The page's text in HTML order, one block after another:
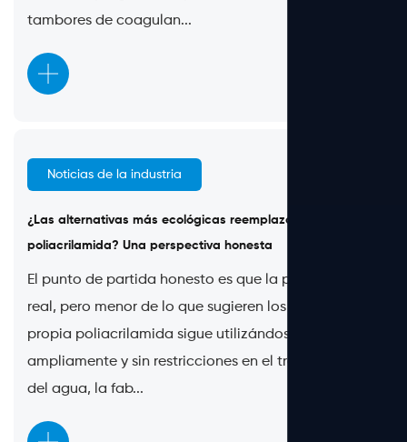
tambores de coagulan...
Noticias de la industria
¿Las alternativas más ecológicas reemplazarán a la
poliacrilamida? Una perspectiva honesta
El punto de partida honesto es que la presión es
real, pero menor de lo que sugieren los titulares. La
propia poliacrilamida sigue utilizándose
ampliamente y sin restricciones en el tratamiento
del agua, la fab...